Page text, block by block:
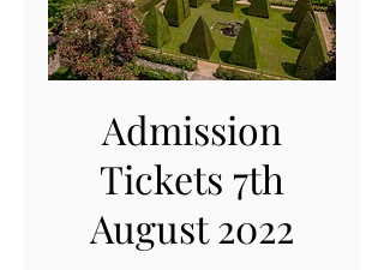
Admission
Tickets 7th
August 2022